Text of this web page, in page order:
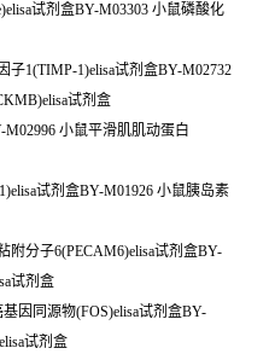
试剂盒BY-M03303 小鼠磷酸化
子1(TIMP-1)elisa试剂盒BY-M02732
试剂盒
M02996 小鼠平滑肌肌动蛋白
试剂盒BY-M01926 小鼠胰岛素
附分子6(PECAM6)elisa试剂盒BY-
试剂盒
因同源物(FOS)elisa试剂盒BY-
试剂盒